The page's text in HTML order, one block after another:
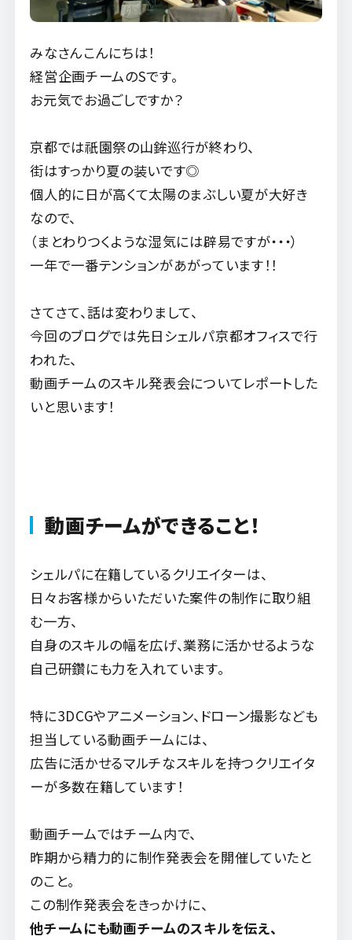
みなさんこんにちは！
経営企画チームのSです。
お元気でお過ごしですか？
京都では祇園祭の山鉾巡行が終わり、
街はすっかり夏の装いです◎
個人的に日が高くて太陽のまぶしい夏が大好き
なので、
（まとわりつくような湿気には辟易ですが・・・）
一年で一番テンションがあがっています！！
さてさて、話は変わりまして、
今回のブログでは先日シェルパ京都オフィスで行
われた、
動画チームのスキル発表会についてレポートした
いと思います！
動画チームができること！
シェルパに在籍しているクリエイターは、
日々お客様からいただいた案件の制作に取り組
む一方、
自身のスキルの幅を広げ、業務に活かせるような
自己研鑽にも力を入れています。
特に3DCGやアニメーション、ドローン撮影なども
担当している動画チームには、
広告に活かせるマルチなスキルを持つクリエイタ
ーが多数在籍しています！
動画チームではチーム内で、
昨期から精力的に制作発表会を開催していたと
のこと。
この制作発表会をきっかけに、
他チームにも動画チームのスキルを伝え、